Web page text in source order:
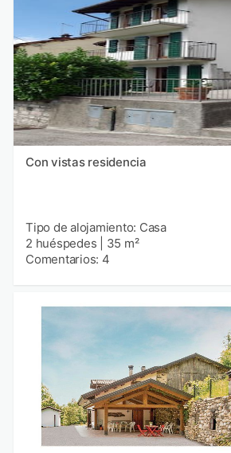
Con vistas residencia
Tipo de alojamiento: Casa
2 huéspedes
35 m²
Comentarios: 4